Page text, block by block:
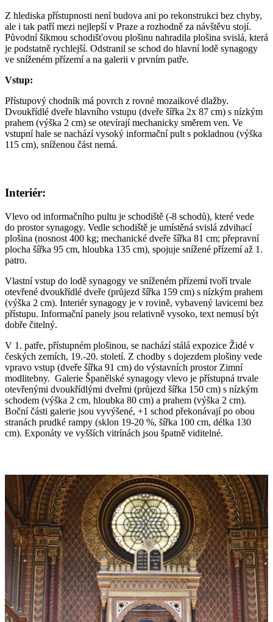
Z hlediska přístupnosti není budova ani po rekonstrukci bez chyby,
ale i tak patří mezi nejlepší v Praze a rozhodně za návštěvu stojí.
Původní šikmou schodišťovou plošinu nahradila plošina svislá, která
je podstatně rychlejší. Odstranil se schod do hlavní lodě synagogy
ve sníženém přízemí a na galerii v prvním patře.
Vstup:
Přístupový chodník má povrch z rovné mozaikové dlažby.
Dvoukřídlé dveře hlavního vstupu (dveře šířka 2x 87 cm) s nízkým
prahem (výška 2 cm) se otevírají mechanicky směrem ven. Ve
vstupní hale se nachází vysoký informační pult s pokladnou (výška
115 cm), sníženou část nemá.
Interiér:
Vlevo od informačního pultu je schodiště (-8 schodů), které vede
do prostor synagogy. Vedle schodiště je umístěná svislá zdvihací
plošina (nosnost 400 kg; mechanické dveře šířka 81 cm; přepravní
plocha šířka 95 cm, hloubka 135 cm), spojuje snížené přízemí až 1.
patro.
Vlastní vstup do lodě synagogy ve sníženém přízemí tvoří trvale
otevřené dvoukřídlé dveře (průjezd šířka 159 cm) s nízkým prahem
(výška 2 cm). Interiér synagogy je v rovině, vybavený lavicemi bez
přístupu. Informační panely jsou relativně vysoko, text nemusí být
dobře čitelný.
V 1. patře, přístupném plošinou, se nachází stálá expozice Židé v
českých zemích, 19.-20. století. Z chodby s dojezdem plošiny vede
vpravo vstup (dveře šířka 91 cm) do výstavních prostor Zimní
modlitebny. Galerie Španělské synagogy vlevo je přístupná trvale
otevřenými dvoukřídlými dveřmi (průjezd šířka 150 cm) s nízkým
schodem (výška 2 cm, hloubka 80 cm) a prahem (výška 2 cm).
Boční části galerie jsou vyvýšené, +1 schod překonávají po obou
stranách prudké rampy (sklon 19-20 %, šířka 100 cm, délka 130
cm). Exponáty ve vyšších vitrínách jsou špatně viditelné.